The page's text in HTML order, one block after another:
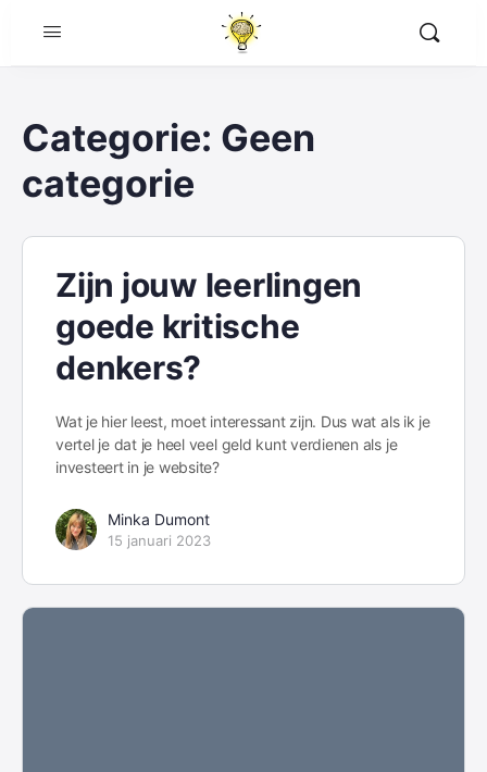
Categorie: Geen
categorie
Zijn jouw leerlingen
goede kritische
denkers?
Wat je hier leest, moet interessant zijn. Dus wat als ik je
vertel je dat je heel veel geld kunt verdienen als je
investeert in je website?
Minka Dumont
15 januari 2023